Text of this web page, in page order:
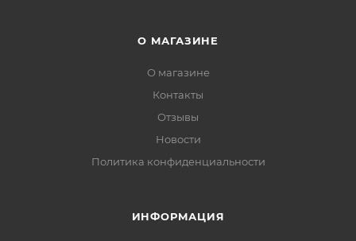
О МАГАЗИНЕ
О магазине
Контакты
Отзывы
Новости
Политика конфиденциальности
ИНФОРМАЦИЯ